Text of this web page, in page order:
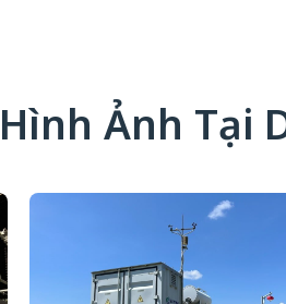
Hình Ảnh Tại